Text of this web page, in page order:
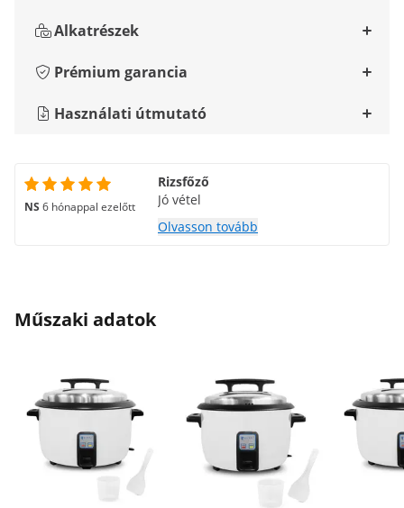
Alkatrészek
Prémium garancia
Használati útmutató
NS 6 hónappal ezelőtt
Rizsfőző
Jó vétel
Olvasson tovább
Műszaki adatok